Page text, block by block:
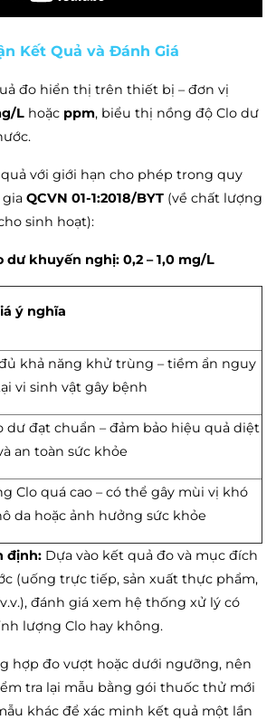
Kết Quả và Đánh Giá
đo hiển thị trên thiết bị – đơn vị
L hoặc ppm, biểu thị nồng độ Clo dư
với giới hạn cho phép trong quy
QCVN 01-1:2018/BYT (về chất lượng
sinh hoạt):
dư khuyến nghị: 0,2 – 1,0 mg/L
ý nghĩa
khả năng khử trùng – tiềm ẩn nguy
vi sinh vật gây bệnh
dư đạt chuẩn – đảm bảo hiệu quả diệt
an toàn sức khỏe
Clo quá cao – có thể gây mùi vị khó
da hoặc ảnh hưởng sức khỏe
định: Dựa vào kết quả đo và mục đích
(uống trực tiếp, sản xuất thực phẩm,
đánh giá xem hệ thống xử lý có
lượng Clo hay không.
hợp đo vượt hoặc dưới ngưỡng, nên
tra lại mẫu bằng gói thuốc thử mới
khác để xác minh kết quả một lần